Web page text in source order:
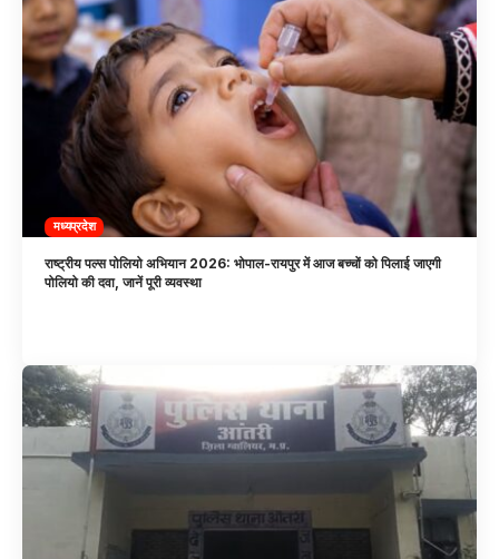
मध्यप्रदेश
राष्ट्रीय पल्स पोलियो अभियान 2026: भोपाल-रायपुर में आज बच्चों को पिलाई जाएगी
पोलियो की दवा, जानें पूरी व्यवस्था